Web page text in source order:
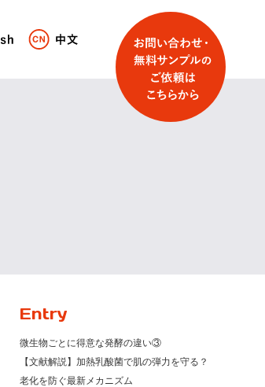
Entry
微生物ごとに得意な発酵の違い③
【文献解説】加熱乳酸菌で肌の弾力を守る？
老化を防ぐ最新メカニズム